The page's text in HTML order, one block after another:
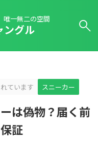
唯一無二の空間
ングル
ています
スニーカー
は偽物？届く前
証